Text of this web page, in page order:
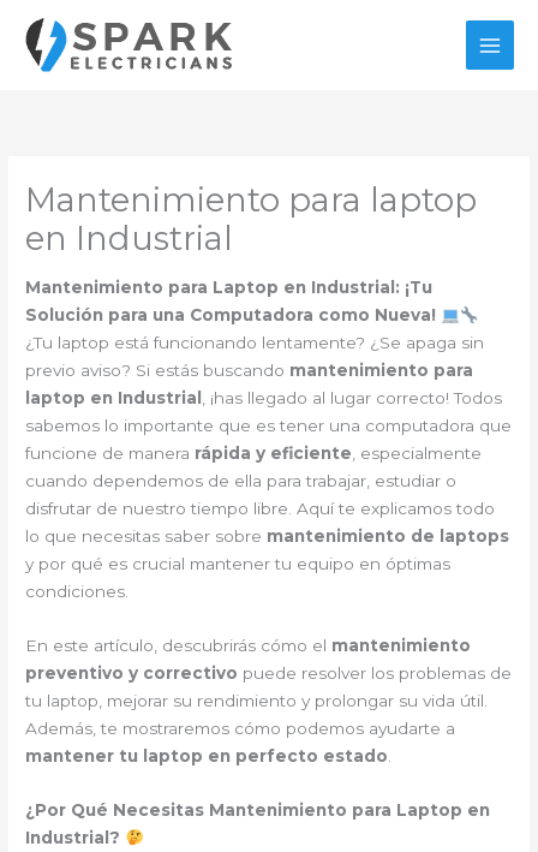
contenido
Mantenimiento para laptop
en Industrial
Mantenimiento para Laptop en Industrial: ¡Tu
Solución para una Computadora como Nueva!
¿Tu laptop está funcionando lentamente? ¿Se apaga sin
previo aviso? Si estás buscando mantenimiento para
laptop en Industrial , ¡has llegado al lugar correcto! Todos
sabemos lo importante que es tener una computadora que
funcione de manera rápida y eficiente, especialmente
cuando dependemos de ella para trabajar, estudiar o
disfrutar de nuestro tiempo libre. Aquí te explicamos todo
lo que necesitas saber sobre mantenimiento de laptops
y por qué es crucial mantener tu equipo en óptimas
condiciones.
En este artículo, descubrirás cómo el mantenimiento
preventivo y correctivo puede resolver los problemas de
tu laptop, mejorar su rendimiento y prolongar su vida útil.
Además, te mostraremos cómo podemos ayudarte a
mantener tu laptop en perfecto estado
¿Por Qué Necesitas Mantenimiento para Laptop en
Industrial?